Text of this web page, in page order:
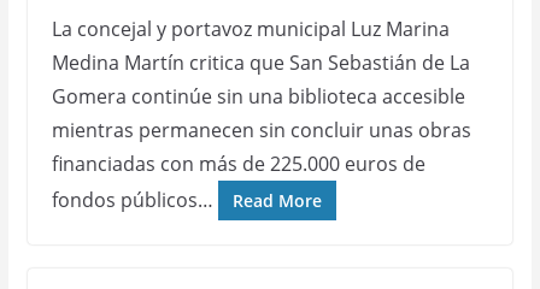
La concejal y portavoz municipal Luz Marina
Medina Martín critica que San Sebastián de La
Gomera continúe sin una biblioteca accesible
mientras permanecen sin concluir unas obras
financiadas con más de 225.000 euros de
fondos públicos…
Read More